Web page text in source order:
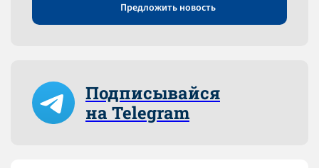
Предложить новость
Подписывайся
на Telegram